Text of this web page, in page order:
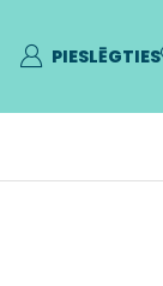
PIESLĒGTIES